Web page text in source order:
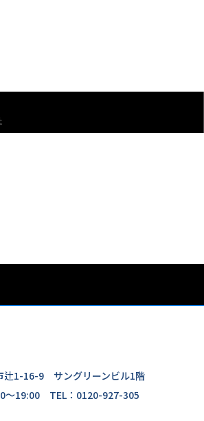
辻1-16-9 サングリーンビル1階
〜19:00 TEL：0120-927-305